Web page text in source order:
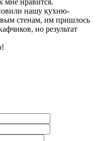
нашу кухню-
стенам, им пришлось
но результат